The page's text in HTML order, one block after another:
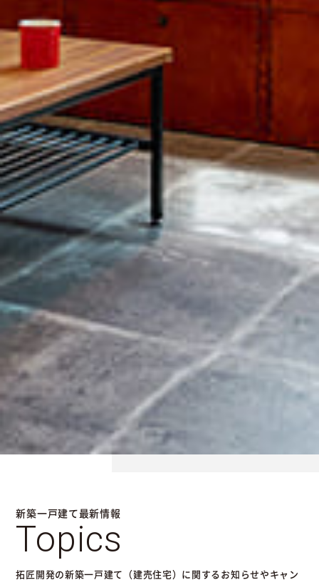
新築一戸建て最新情報
Topics
拓匠開発の新築一戸建て（建売住宅）に関するお知らせやキャン